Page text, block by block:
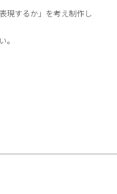
現するか」を考え制作し
。